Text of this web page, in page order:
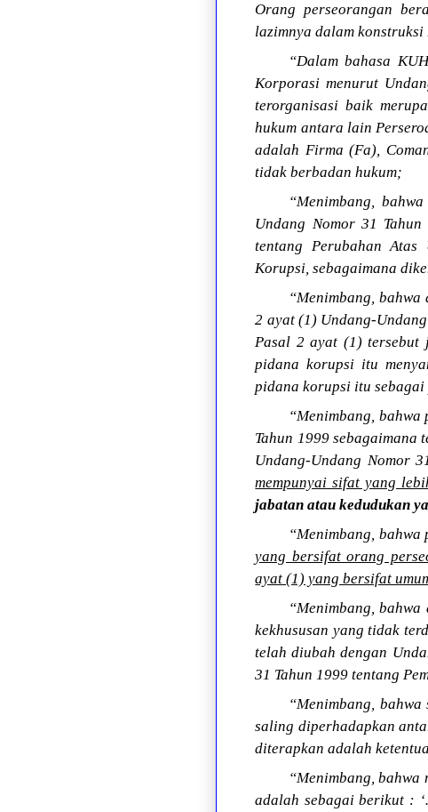
Orang perseorangan
lazimnya dalam
“Dalam bahasa
Korporasi menurut
terorganisasi baik
hukum antara lain
adalah Firma (Fa),
tidak berbadan hukum;
“Menimbang,
Undang Nomor 31
tentang Perubahan Atas
Korupsi, sebagaimana
“Menimbang,
2 ayat (1) Undang-
Pasal 2 ayat (1)
pidana korupsi itu
pidana korupsi itu
“Menimbang, bahwa
Tahun 1999 sebagaimana
Undang-Undang Nomor
mempunyai sifat yang
jabatan atau kedudukan
“Menimbang, bahwa
yang bersifat orang
ayat (1) yang bersifat
“Menimbang,
kekhususan yang tidak
telah diubah dengan
31 Tahun 1999 tentang
“Menimbang,
saling diperhadapkan
diterapkan adalah
“Menimbang, bahwa
adalah sebagai berikut :